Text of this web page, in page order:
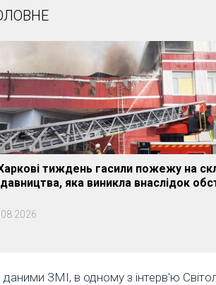
тиждень гасили пожежу на
яка виникла внаслідок
даними ЗМІ, в одному з інтерв'ю